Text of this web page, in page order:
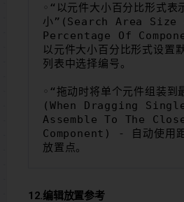
◦“以元件大小百分比形式表
小”(Search Area Size
Percentage Of
以元件大小百分比形式设置
列表中选择编号。
◦“拖动时将单个元件组装到
(When Dragging
Assemble To The
Component) - 自动使用
放置点。
12.编辑放置参考